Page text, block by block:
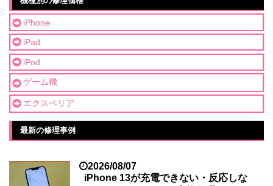
iPhone
iPad
iPod
ゲーム機
エクスペリア
最新の修理事例
2026/08/07
iPhone 13が充電できない・反応しな